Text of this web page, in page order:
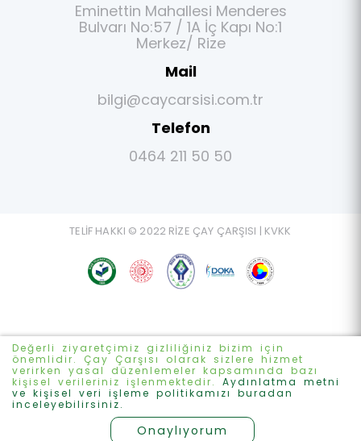
Eminettin Mahallesi Menderes
Bulvarı No:57 / 1A İç Kapı No:1
Merkez/ Rize
Mail
bilgi@caycarsisi.com.tr
Telefon
0464 211 50 50
TELİF HAKKI © 2022 RİZE ÇAY ÇARŞISI | KVKK
Değerli ziyaretçimiz gizliliğiniz bizim için
önemlidir. Çay Çarşısı olarak sizlere hizmet
verirken yasal düzenlemeler kapsamında bazı
kişisel verileriniz işlenmektedir. Aydınlatma metni
ve kişisel veri işleme politikamızı buradan
inceleyebilirsiniz.
Onaylıyorum